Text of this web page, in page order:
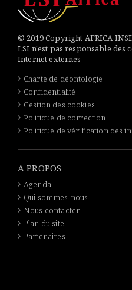
© 2019 Copyright AFRICA
LSI n'est pas responsable des
Internet externes
Charte de déontologie
Confidentialité
Gestion des cookies
Politique de correction
Politique de vérification des
A PROPOS
Agenda
Qui sommes-nous
Nous contacter
Plan du site
Partenaires